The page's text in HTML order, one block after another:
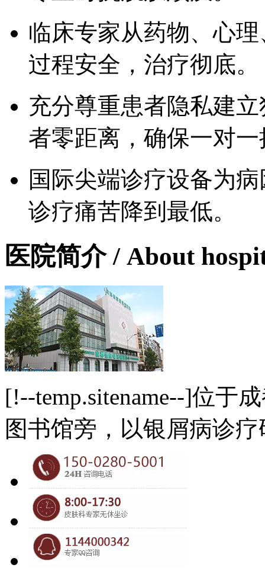
临床专家从药物、心
过程安全，治疗彻底。
充分尊重患者隐私建
者零距离，确保一对
国际尖端诊疗设备为
诊疗痛苦降到最低。
医院简介 / About
[!--temp.sitename--]位于
图书馆旁，以银屑病诊